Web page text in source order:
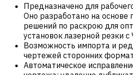
Предназначено для
Оно разработано на основе
решений по раскрою для
установок лазерной резки с
Возможность импорта и
чертежей сторонних
Автоматическое